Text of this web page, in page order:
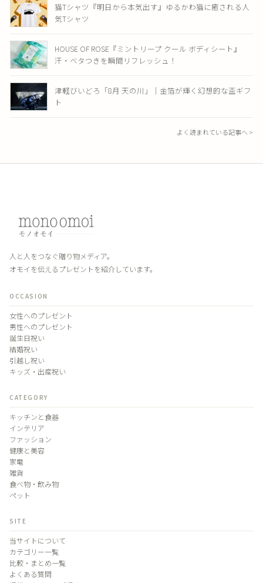
猫Tシャツ『明日から本気出す』ゆるかわ猫に癒される人
気Tシャツ
HOUSE OF ROSE『ミントリープ クール ボディシート』
汗・ベタつきを瞬間リフレッシュ！
津軽びいどろ「8月 天の川」｜金箔が輝く幻想的な盃ギフ
ト
よく読まれている記事へ >
人と人をつなぐ贈り物メディア。
オモイを伝えるプレゼントを紹介しています。
OCCASION
女性へのプレゼント
男性へのプレゼント
誕生日祝い
結婚祝い
引越し祝い
キッズ・出産祝い
CATEGORY
キッチンと食器
インテリア
ファッション
健康と美容
家電
雑貨
食べ物・飲み物
ペット
SITE
当サイトについて
カテゴリー一覧
比較・まとめ一覧
よくある質問